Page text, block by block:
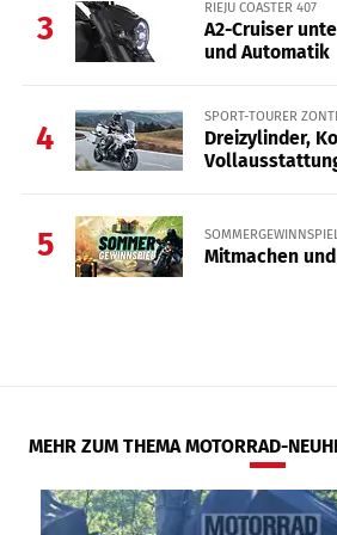
3
RIEJU COASTER 407
A2-Cruiser
und Automatik
4
SPORT-TOURER
Dreizylinder,
5 Mitmachen
MEHR ZUM THEMA MOTORRAD-